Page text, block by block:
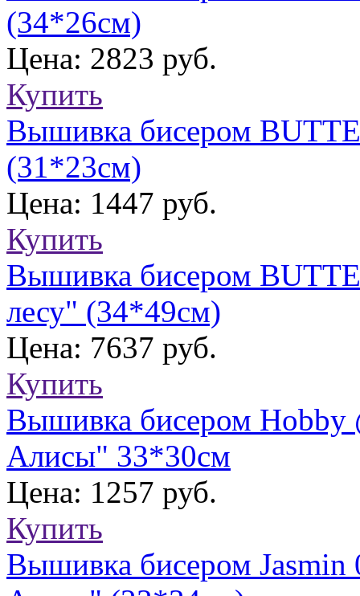
(34*26см)
Цена: 2823 руб.
Купить
Вышивка бисером
(31*23см)
Цена: 1447 руб.
Купить
Вышивка бисером
лесу" (34*49см)
Цена: 7637 руб.
Купить
Вышивка бисером
Алисы" 33*30см
Цена: 1257 руб.
Купить
Вышивка бисером